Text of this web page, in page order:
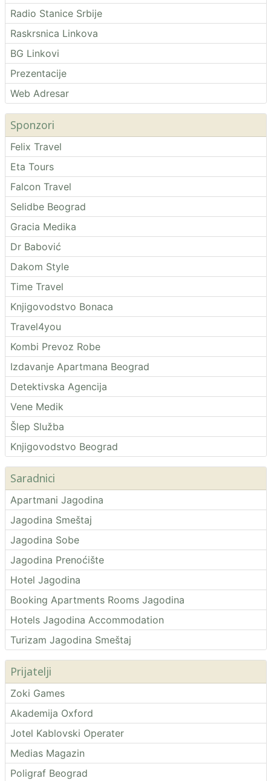
Radio Stanice Srbije
Raskrsnica Linkova
BG Linkovi
Prezentacije
Web Adresar
Sponzori
Felix Travel
Eta Tours
Falcon Travel
Selidbe Beograd
Gracia Medika
Dr Babović
Dakom Style
Time Travel
Knjigovodstvo Bonaca
Travel4you
Kombi Prevoz Robe
Izdavanje Apartmana Beograd
Detektivska Agencija
Vene Medik
Šlep Služba
Knjigovodstvo Beograd
Saradnici
Apartmani Jagodina
Jagodina Smeštaj
Jagodina Sobe
Jagodina Prenoćište
Hotel Jagodina
Booking Apartments Rooms Jagodina
Hotels Jagodina Accommodation
Turizam Jagodina Smeštaj
Prijatelji
Zoki Games
Akademija Oxford
Jotel Kablovski Operater
Medias Magazin
Poligraf Beograd